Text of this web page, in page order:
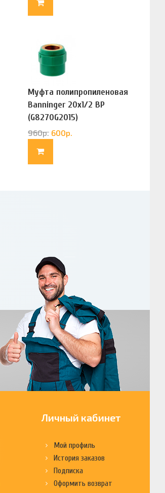
Муфта полипропиленовая
Banninger 20х1/2 ВР
(G8270G2015)
960р. 600р.
Личный кабинет
Мой профиль
История заказов
Подписка
Оформить возврат